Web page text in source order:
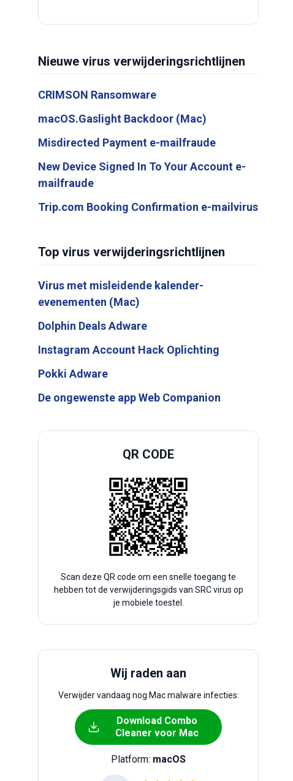
Nieuwe virus verwijderingsrichtlijnen
CRIMSON Ransomware
macOS.Gaslight Backdoor (Mac)
Misdirected Payment e-mailfraude
New Device Signed In To Your Account e-
mailfraude
Trip.com Booking Confirmation e-mailvirus
Top virus verwijderingsrichtlijnen
Virus met misleidende kalender-
evenementen (Mac)
Dolphin Deals Adware
Instagram Account Hack Oplichting
Pokki Adware
De ongewenste app Web Companion
QR CODE
Scan deze QR code om een snelle toegang te
hebben tot de verwijderingsgids van SRC virus op
je mobiele toestel.
Wij raden aan
Verwijder vandaag nog Mac malware infecties:
Download Combo
Cleaner voor Mac
Platform: macOS